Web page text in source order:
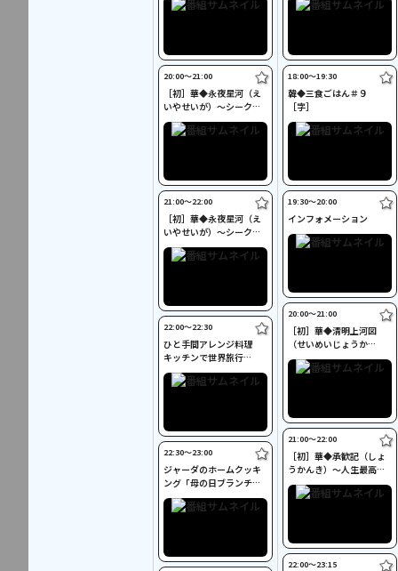
20:00〜21:00
［初］華◆永夜星河（え
いやせいが）～シークレ
ット・ラブミッション～
＃３［字］
21:00〜22:00
［初］華◆永夜星河（え
いやせいが）～シークレ
ット・ラブミッション～
＃４［字］
22:00〜22:30
ひと手間アレンジ料理
キッチンで世界旅行
［字］
22:30〜23:00
ジャーダのホームクッキ
ング「母の日ブランチ」
［吹替］
18:00〜19:30
韓◆三食ごはん＃９
［字］
19:30〜20:00
インフォメーション
20:00〜21:00
［初］華◆清明上河図
（せいめいじょうか
ず）：隠された暗号＃５
［字］
21:00〜22:00
［初］華◆承歓記（しょ
うかんき）～人生最高の
出会い～＃３５［字］
22:00〜23:15